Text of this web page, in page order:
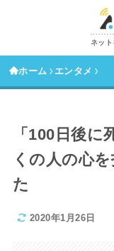
ネット
ホーム エンタメ
「100日後
くの人の心
た
2020年1月26日